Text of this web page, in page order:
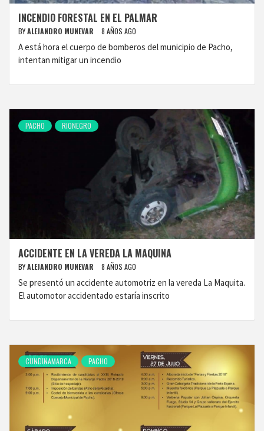
INCENDIO FORESTAL EN EL PALMAR
BYALEJANDRO MUNEVAR 8 AÑOS AGO
A está hora el cuerpo de bomberos del municipio de Pacho,
intentan mitigar un incendio
PACHO RIONEGRO
ACCIDENTE EN LA VEREDA LA MAQUINA
BYALEJANDRO MUNEVAR 8 AÑOS AGO
Se presentó un accidente automotriz en la vereda La Maquita.
El automotor accidentado estaría inscrito
CUNDINAMARCA PACHO